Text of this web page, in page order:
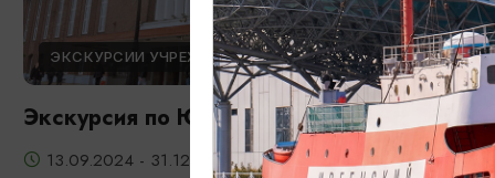
ЭКСКУРСИИ УЧРЕЖДЕНИЙ КУЛЬТУРЫ
Экскурсия по Южному вокзалу
13.09.2024 - 31.12.2026